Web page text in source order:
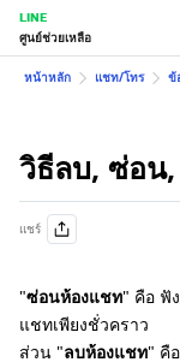
LINE
ศูนย์ช่วยเหลือ
หน้าหลัก แชท/โทร ข้
วิธีลบ, ซ่อน
แชร์
"ซ่อนห้องแชท" คือ ฟั
แชทเพียงชั่วคราว
ส่วน "ลบห้องแชท" คื